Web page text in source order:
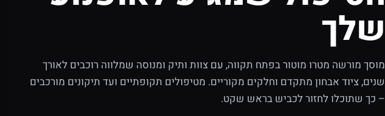
שלך
מוסך מורשה מטרו מוטור בפתח תקווה, עם צוות ותיק ומנוסה שמלווה רוכבים לאורך
שנים, ציוד אבחון מתקדם וחלקים מקוריים. מטיפולים תקופתיים ועד תיקונים מורכבים
– כך שתוכלו לחזור לכביש בראש שקט.